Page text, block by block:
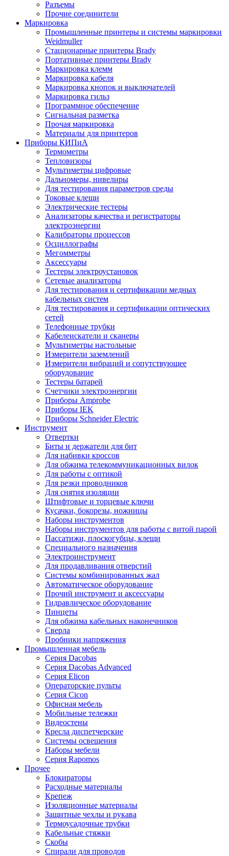
Разъемы
Прочие соединители
Маркировка
Промышленные принтеры и системы маркировки
Weidmuller
Стационарные принтеры Brady
Портативные принтеры Brady
Маркировка клемм
Маркировка кабеля
Маркировка кнопок и выключателей
Маркировка гильз
Программное обеспечение
Сигнальная разметка
Прочая маркировка
Материалы для принтеров
Приборы КИПиА
Термометры
Тепловизоры
Мультиметры цифровые
Дальномеры, нивелиры
Для тестирования параметров среды
Токовые клещи
Электрические тестеры
Анализаторы качества и регистраторы
электроэнергии
Калибраторы процессов
Осциллографы
Мегомметры
Аксессуары
Тестеры электроустановок
Сетевые анализаторы
Для тестирования и сертификации медных
кабельных систем
Для тестирования и сертификации оптических
сетей
Телефонные трубки
Кабелеискатели и сканеры
Мультиметры настольные
Измерители заземлений
Измерители вибраций и сопутствующее
оборудование
Тестеры батарей
Счетчики электроэнергии
Приборы Amprobe
Приборы IEK
Приборы Schneider Electric
Инструмент
Отвертки
Биты и держатели для бит
Для набивки кроссов
Для обжима телекоммуникационных вилок
Для работы с оптикой
Для резки проводников
Для снятия изоляции
Штифтовые и торцевые ключи
Кусачки, бокорезы, ножницы
Наборы инструментов
Наборы инструментов для работы с витой парой
Пассатижи, плоскогубцы, клещи
Специального назначения
Электроинструмент
Для продавливания отверстий
Системы комбинированных жал
Автоматическое оборудование
Прочий инструмент и аксессуары
Гидравлическое оборудование
Пинцеты
Для обжима кабельных наконечников
Сверла
Пробники напряжения
Промышленная мебель
Серия Dacobas
Серия Dacobas Advanced
Серия Elicon
Операторские пульты
Серия Cicon
Офисная мебель
Мобильные тележки
Видеостены
Кресла диспетчерские
Системы освещения
Наборы мебели
Серия Rapomos
Прочее
Блокираторы
Расходные материалы
Крепеж
Изоляционные материалы
Защитные чехлы и рукава
Термоусадочные трубки
Кабельные стяжки
Скобы
Спирали для проводов